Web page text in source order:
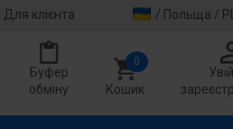
Для клієнта / Польща /
Буфер
обміну
Кошик
0